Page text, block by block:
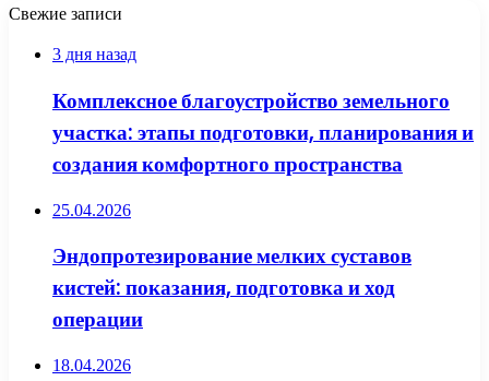
Свежие записи
3 дня назад
Комплексное благоустройство земельного
участка: этапы подготовки, планирования и
создания комфортного пространства
25.04.2026
Эндопротезирование мелких суставов
кистей: показания, подготовка и ход
операции
18.04.2026